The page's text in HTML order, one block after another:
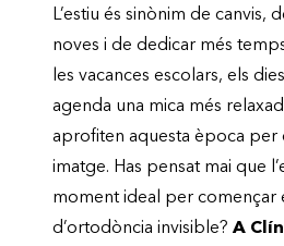
L’estiu és sinònim de canvis,
noves i de dedicar més
les vacances escolars, els
agenda una mica més
aprofiten aquesta època per
imatge. Has pensat mai que
moment ideal per començar
d’ortodòncia invisible? A